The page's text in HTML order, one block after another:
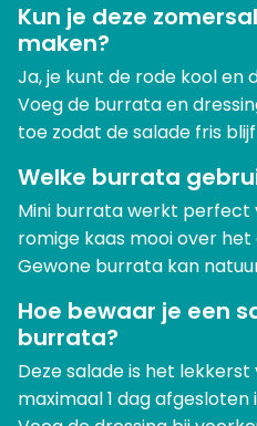
Kun je deze
maken?
Ja, je kunt de rode kool en
Voeg de burrata en
toe zodat de salade fris
Welke burrata
Mini burrata werkt perfect
romige kaas mooi over
Gewone burrata kan
Hoe bewaar je een
burrata?
Deze salade is het
maximaal 1 dag